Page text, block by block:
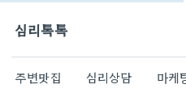
심리톡톡
주변맛집 심리상담 마케